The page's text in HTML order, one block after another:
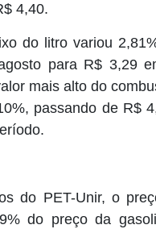
4,40.
do litro variou
para R$ 3,29
mais alto do
passando de R$
do PET-Unir, o
do preço da